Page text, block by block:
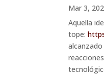
Mar 3,
Aquella
tope: